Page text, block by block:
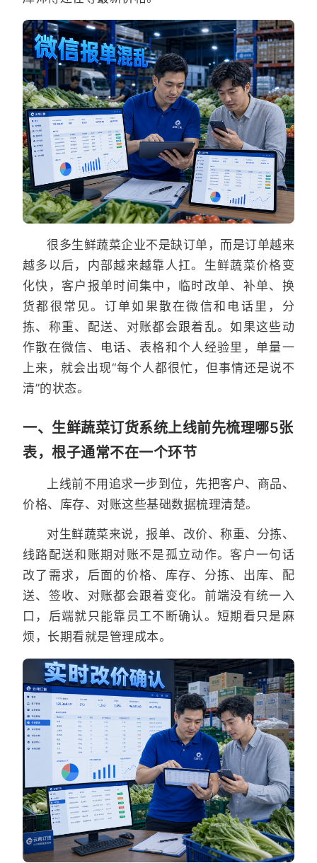
很多生鲜蔬菜企业不是缺订单，而是订单越来
越多以后，内部越来越靠人扛。生鲜蔬菜价格变
化快，客户报单时间集中，临时改单、补单、换
货都很常见。订单如果散在微信和电话里，分
拣、称重、配送、对账都会跟着乱。如果这些动
作散在微信、电话、表格和个人经验里，单量一
上来，就会出现“每个人都很忙，但事情还是说不
清”的状态。
一、生鲜蔬菜订货系统上线前先梳理哪5张
表，根子通常不在一个环节
上线前不用追求一步到位，先把客户、商品、
价格、库存、对账这些基础数据梳理清楚。
对生鲜蔬菜来说，报单、改价、称重、分拣、
线路配送和账期对账不是孤立动作。客户一句话
改了需求，后面的价格、库存、分拣、出库、配
送、签收、对账都会跟着变化。前端没有统一入
口，后端就只能靠员工不断确认。短期看只是麻
烦，长期看就是管理成本。